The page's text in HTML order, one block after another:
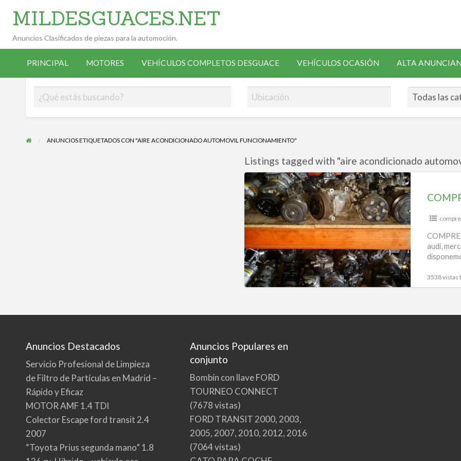
VEHÍCULOS
COMPLETOS
VEHÍCULOS
OCASIÓN
ALTA
ANUNCIANTE
SOLICITAR
RECAMBIOS
MILDESGUACES.NET
Anuncios Clasificados de piezas para la automoción.
PRINCIPAL MOTORES VEHÍCULOS COMPLETOS DESGUACE VEHÍCULOS OCASIÓN ALTA
ANUNCIOS ETIQUETADOS CON "AIRE ACONDICIONADO AUTOMOVIL FUNCIONAMIENTO"
Listings tagged with "aire acondicionado
COMPRESORES
AIRE
ACONDICIONADO
audi,
3538 vistas
Anuncios Destacados
Servicio Profesional de Limpieza
de Filtro de Partículas en Madrid –
Rápido y Eficaz
MOTOR AMF 1.4 TDI
Colector Escape ford transit 2.4
2007
“Toyota Prius segunda mano” 1.8
Anuncios Populares en
conjunto
Bombín con llave FORD
TOURNEO CONNECT
(7678 vistas)
FORD TRANSIT 2000, 2003,
2005, 2007, 2010, 2012, 2016
(7064 vistas)